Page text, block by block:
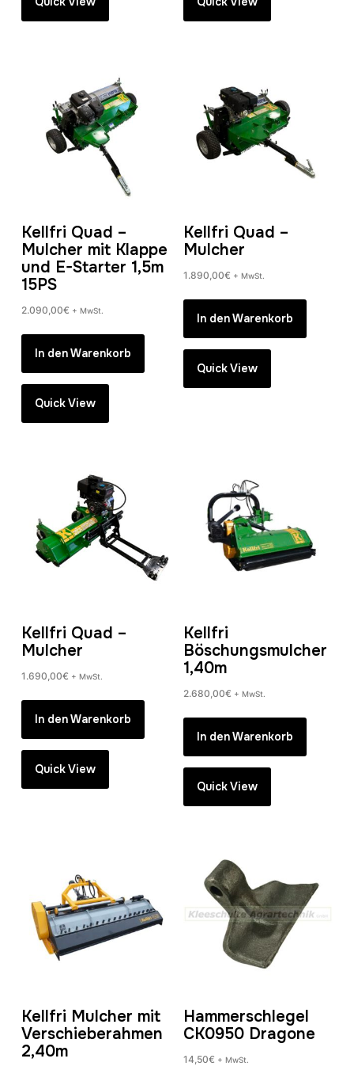
Kellfri Quad –
Mulcher mit Klappe
und E-Starter 1,5m
15PS
2.090,00€ + MwSt.
In den Warenkorb
Quick View
Kellfri Quad –
Mulcher
1.890,00€ + MwSt.
In den Warenkorb
Quick View
Kellfri Quad –
Mulcher
1.690,00€ + MwSt.
In den Warenkorb
Quick View
Kellfri
Böschungsmulcher
1,40m
2.680,00€ + MwSt.
In den Warenkorb
Quick View
Kellfri Mulcher mit
Verschieberahmen
2,40m
Hammerschlegel
CK0950 Dragone
14,50€ + MwSt.